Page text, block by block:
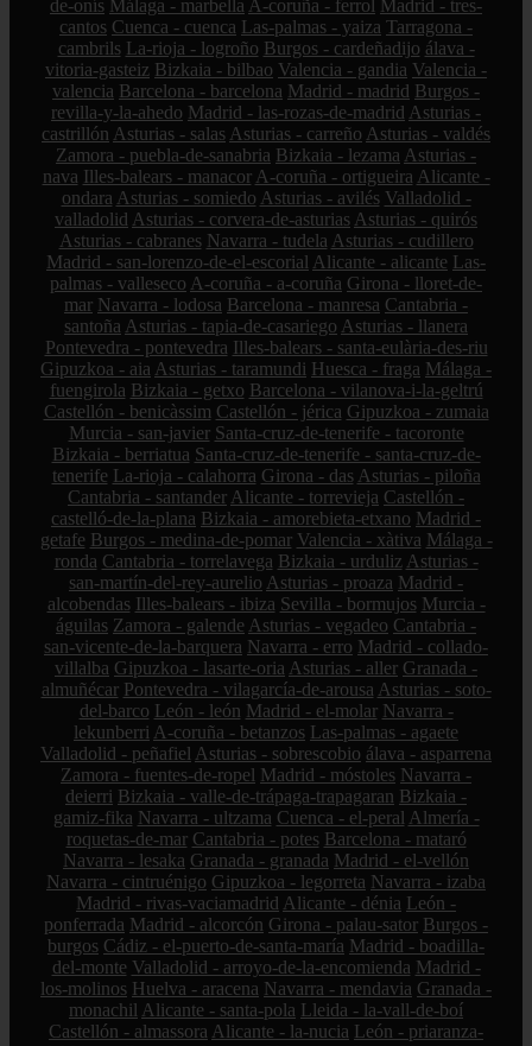
de-onís Málaga - marbella A-coruña - ferrol Madrid - tres-
cantos Cuenca - cuenca Las-palmas - yaiza Tarragona -
cambrils La-rioja - logroño Burgos - cardeñadijo álava -
vitoria-gasteiz Bizkaia - bilbao Valencia - gandia Valencia -
valencia Barcelona - barcelona Madrid - madrid Burgos -
revilla-y-la-ahedo Madrid - las-rozas-de-madrid Asturias -
castrillón Asturias - salas Asturias - carreño Asturias - valdés
Zamora - puebla-de-sanabria Bizkaia - lezama Asturias -
nava Illes-balears - manacor A-coruña - ortigueira Alicante -
ondara Asturias - somiedo Asturias - avilés Valladolid -
valladolid Asturias - corvera-de-asturias Asturias - quirós
Asturias - cabranes Navarra - tudela Asturias - cudillero
Madrid - san-lorenzo-de-el-escorial Alicante - alicante Las-
palmas - valleseco A-coruña - a-coruña Girona - lloret-de-
mar Navarra - lodosa Barcelona - manresa Cantabria -
santoña Asturias - tapia-de-casariego Asturias - llanera
Pontevedra - pontevedra Illes-balears - santa-eulària-des-riu
Gipuzkoa - aia Asturias - taramundi Huesca - fraga Málaga -
fuengirola Bizkaia - getxo Barcelona - vilanova-i-la-geltrú
Castellón - benicàssim Castellón - jérica Gipuzkoa - zumaia
Murcia - san-javier Santa-cruz-de-tenerife - tacoronte
Bizkaia - berriatua Santa-cruz-de-tenerife - santa-cruz-de-
tenerife La-rioja - calahorra Girona - das Asturias - piloña
Cantabria - santander Alicante - torrevieja Castellón -
castelló-de-la-plana Bizkaia - amorebieta-etxano Madrid -
getafe Burgos - medina-de-pomar Valencia - xàtiva Málaga -
ronda Cantabria - torrelavega Bizkaia - urduliz Asturias -
san-martín-del-rey-aurelio Asturias - proaza Madrid -
alcobendas Illes-balears - ibiza Sevilla - bormujos Murcia -
águilas Zamora - galende Asturias - vegadeo Cantabria -
san-vicente-de-la-barquera Navarra - erro Madrid - collado-
villalba Gipuzkoa - lasarte-oria Asturias - aller Granada -
almuñécar Pontevedra - vilagarcía-de-arousa Asturias - soto-
del-barco León - león Madrid - el-molar Navarra -
lekunberri A-coruña - betanzos Las-palmas - agaete
Valladolid - peñafiel Asturias - sobrescobio álava - asparrena
Zamora - fuentes-de-ropel Madrid - móstoles Navarra -
deierri Bizkaia - valle-de-trápaga-trapagaran Bizkaia -
gamiz-fika Navarra - ultzama Cuenca - el-peral Almería -
roquetas-de-mar Cantabria - potes Barcelona - mataró
Navarra - lesaka Granada - granada Madrid - el-vellón
Navarra - cintruénigo Gipuzkoa - legorreta Navarra - izaba
Madrid - rivas-vaciamadrid Alicante - dénia León -
ponferrada Madrid - alcorcón Girona - palau-sator Burgos -
burgos Cádiz - el-puerto-de-santa-maría Madrid - boadilla-
del-monte Valladolid - arroyo-de-la-encomienda Madrid -
los-molinos Huelva - aracena Navarra - mendavia Granada -
monachil Alicante - santa-pola Lleida - la-vall-de-boí
Castellón - almassora Alicante - la-nucia León - priaranza-